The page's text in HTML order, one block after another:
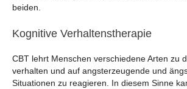
beiden.
Kognitive Verhaltenstherapie
CBT lehrt Menschen verschiedene Arten zu
verhalten und auf angsterzeugende und
Situationen zu reagieren. In diesem Sinne